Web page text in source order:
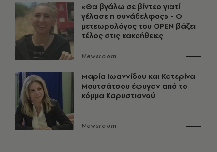
«Θα βγάλω σε βίντεο γιατί
γέλασε η συνάδελφος» - Ο
μετεωρολόγος του OPEN βάζει
τέλος στις κακοήθειες
Newsroom
Μαρία Ιωαννίδου και Κατερίνα
Μουτσάτσου έφυγαν από το
κόμμα Καρυστιανού
Newsroom